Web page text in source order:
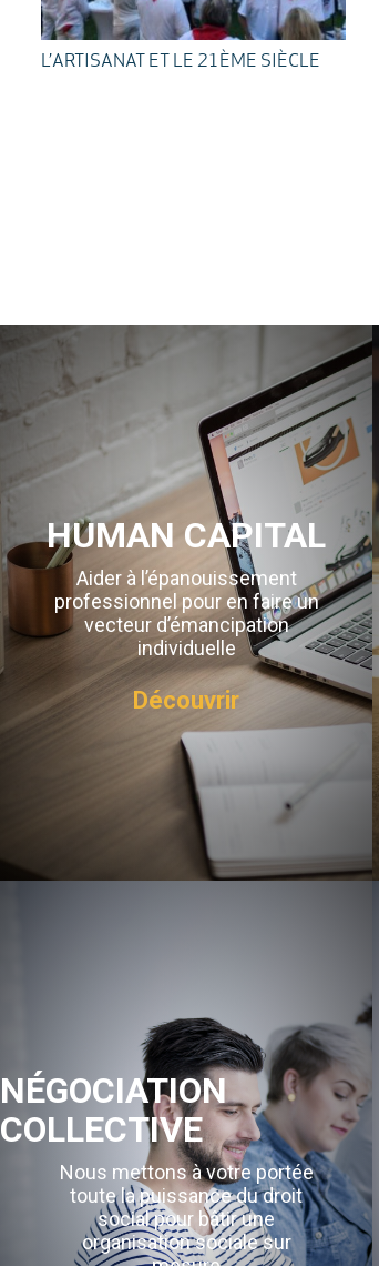
L’ARTISANAT ET LE 21ÈME SIÈCLE
HUMAN CAPITAL
Aider à l’épanouissement
professionnel pour en faire un
vecteur d’émancipation
individuelle
Découvrir
NÉGOCIATION
COLLECTIVE
Nous mettons à votre portée
toute la puissance du droit
social pour bâtir une
organisation sociale sur